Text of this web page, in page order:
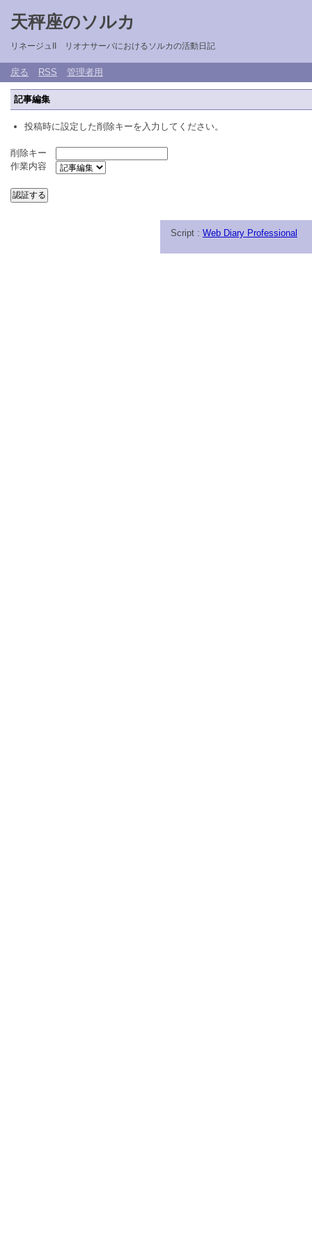
天秤座のソルカ
リネージュII リオナサーバにおけるソルカの活動日記
戻る RSS 管理者用
記事編集
投稿時に設定した削除キーを入力してください。
削除キー
作業内容
Script : Web Diary Professional